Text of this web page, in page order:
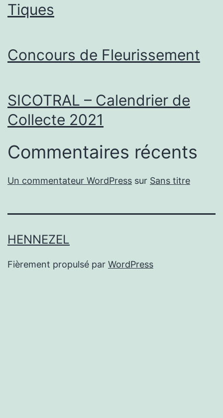
Tiques
Concours de Fleurissement
SICOTRAL – Calendrier de
Collecte 2021
Commentaires récents
Un commentateur WordPress sur Sans titre
HENNEZEL
Fièrement propulsé par WordPress